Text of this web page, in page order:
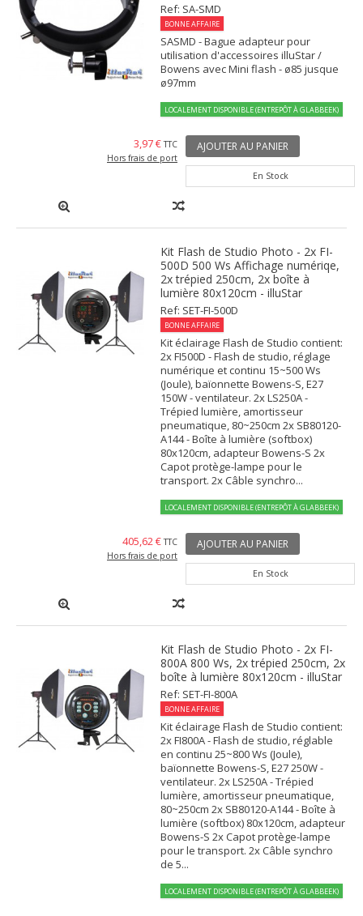
Ref: SA-SMD
BONNE AFFAIRE
SASMD - Bague adapteur pour
utilisation d'accessoires illuStar /
Bowens avec Mini flash - ø85 jusque
ø97mm
LOCALEMENT DISPONIBLE (ENTREPÔT À GLABBEEK)
3,97 € TTC
Hors frais de port
AJOUTER AU PANIER
En Stock
Kit Flash de Studio Photo - 2x FI-
500D 500 Ws Affichage numériqe,
2x trépied 250cm, 2x boîte à
lumière 80x120cm - illuStar
Ref: SET-FI-500D
BONNE AFFAIRE
Kit éclairage Flash de Studio contient:
2x FI500D - Flash de studio, réglage
numérique et continu 15~500 Ws
(Joule), baïonnette Bowens-S, E27
150W - ventilateur. 2x LS250A -
Trépied lumière, amortisseur
pneumatique, 80~250cm 2x SB80120-
A144 - Boîte à lumière (softbox)
80x120cm, adapteur Bowens-S 2x
Capot protège-lampe pour le
transport. 2x Câble synchro...
LOCALEMENT DISPONIBLE (ENTREPÔT À GLABBEEK)
405,62 € TTC
Hors frais de port
AJOUTER AU PANIER
En Stock
Kit Flash de Studio Photo - 2x FI-
800A 800 Ws, 2x trépied 250cm, 2x
boîte à lumière 80x120cm - illuStar
Ref: SET-FI-800A
BONNE AFFAIRE
Kit éclairage Flash de Studio contient:
2x FI800A - Flash de studio, réglable
en continu 25~800 Ws (Joule),
baïonnette Bowens-S, E27 250W -
ventilateur. 2x LS250A - Trépied
lumière, amortisseur pneumatique,
80~250cm 2x SB80120-A144 - Boîte à
lumière (softbox) 80x120cm, adapteur
Bowens-S 2x Capot protège-lampe
pour le transport. 2x Câble synchro
de 5...
LOCALEMENT DISPONIBLE (ENTREPÔT À GLABBEEK)